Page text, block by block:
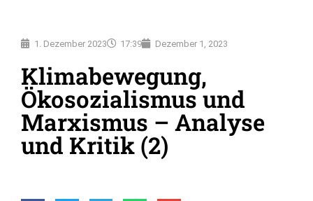
1. Dezember 2023 17:39 Dezember 1, 2023
Klimabewegung,
Ökosozialismus und
Marxismus – Analyse
und Kritik (2)